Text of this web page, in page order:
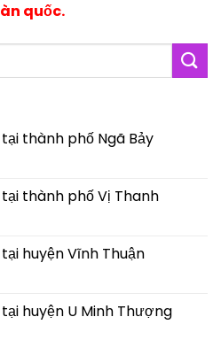
quốc.
thành phố Ngã Bảy
thành phố Vị Thanh
huyện Vĩnh Thuận
huyện U Minh Thượng